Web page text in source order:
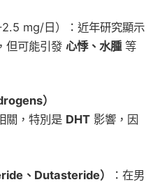
mg/日）：近年研究顯示
但可能引發 心悸、水腫 等
）
關，特別是 DHT 影響，因
、Dutasteride）
：在男